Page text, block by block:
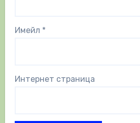
Имейл *
Интернет страница